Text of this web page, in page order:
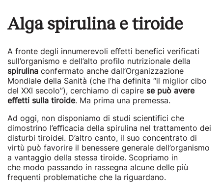
Alga spirulina e tiroide
A fronte degli innumerevoli eﬀetti benefici verificati
sull’organismo e dell’alto profilo nutrizionale della
spirulina confermato anche dall’Organizzazione
Mondiale della Sanità (che l’ha definita “il miglior cibo
del XXI secolo”), cerchiamo di capire se può avere
eﬀetti sulla tiroide. Ma prima una premessa.
Ad oggi, non disponiamo di studi scientifici che
dimostrino l’eﬃcacia della spirulina nel trattamento dei
disturbi tiroidei. D’altro canto, il suo concentrato di
virtù può favorire il benessere generale dell’organismo
a vantaggio della stessa tiroide. Scopriamo in
che modo passando in rassegna alcune delle più
frequenti problematiche che la riguardano.